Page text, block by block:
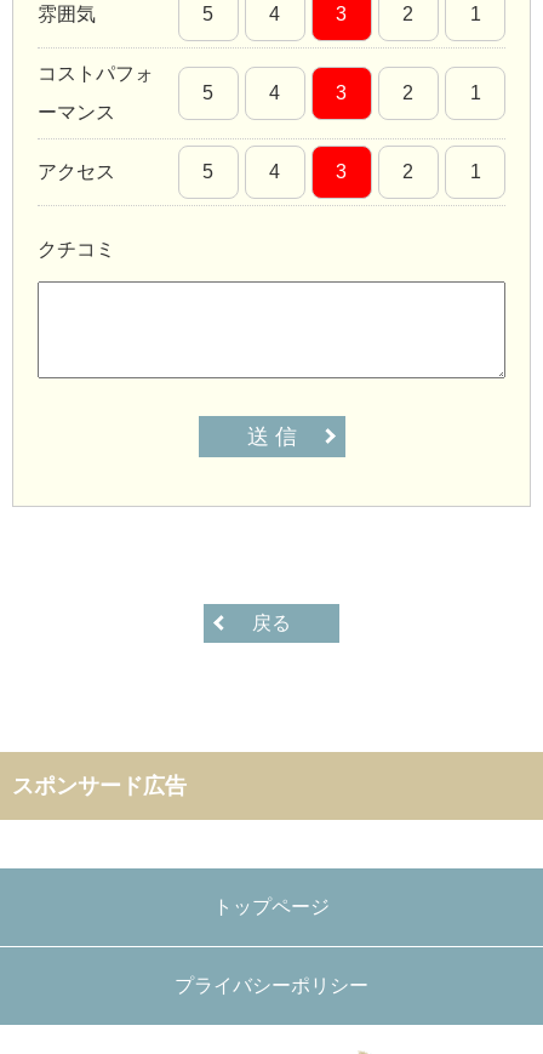
雰囲気 5 4 3 2 1
コストパフォ
ーマンス
5 4 3 2 1
アクセス 5 4 3 2 1
クチコミ
送 信
戻る
スポンサード広告
トップページ
プライバシーポリシー